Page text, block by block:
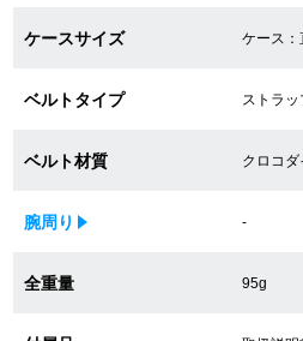
修理・メンテナン
修理依頼をする
修理・メンテンナンスについて
オーバーホールについて
外装仕上げについて
ケースサイズ ケース：
ベルトタイプ ストラッ
ベルト材質 クロコダ
腕周り -
全重量 95g